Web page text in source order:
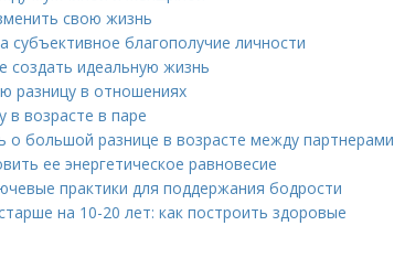
свою жизнь
субъективное благополучие личности
создать идеальную жизнь
разницу в отношениях
в возрасте в паре
о большой разнице в возрасте между партнерами
ее энергетическое равновесие
практики для поддержания бодрости
на 10-20 лет: как построить здоровые